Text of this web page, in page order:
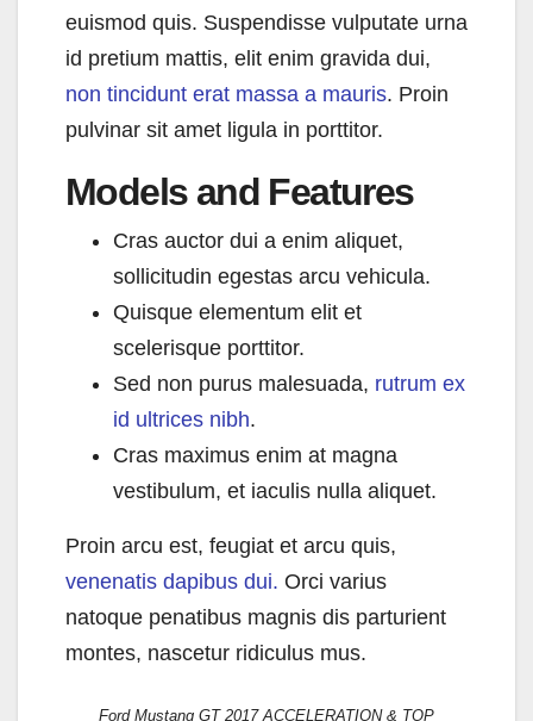
euismod quis. Suspendisse vulputate urna
id pretium mattis, elit enim gravida dui,
non tincidunt erat massa a mauris. Proin
pulvinar sit amet ligula in porttitor.
Models and Features
Cras auctor dui a enim aliquet,
sollicitudin egestas arcu vehicula.
Quisque elementum elit et
scelerisque porttitor.
Sed non purus malesuada, rutrum ex
id ultrices nibh.
Cras maximus enim at magna
vestibulum, et iaculis nulla aliquet.
Proin arcu est, feugiat et arcu quis,
venenatis dapibus dui. Orci varius
natoque penatibus magnis dis parturient
montes, nascetur ridiculus mus.
Ford Mustang GT 2017 ACCELERATION & TOP